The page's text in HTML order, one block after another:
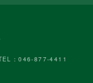
：046-877-4411